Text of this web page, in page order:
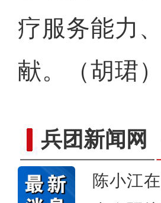
疗服务能力
献。（胡珺）
兵团新闻网
陈小江